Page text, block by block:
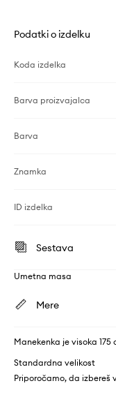
Podatki o izdelku
Koda izdelka
Barva proizvajalca
Barva
Znamka
ID izdelka
Sestava
Umetna masa
Mere
Manekenka je visoka 175
Standardna velikost
Priporočamo, da izbereš